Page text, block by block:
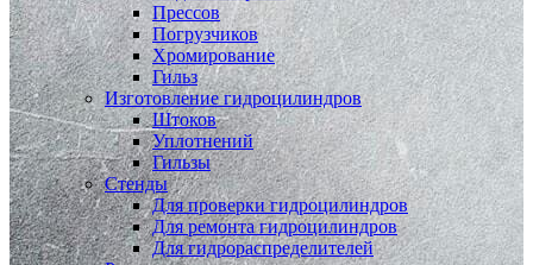
Прессов
Погрузчиков
Хромирование
Гильз
Изготовление гидроцилиндров
Штоков
Уплотнений
Гильзы
Стенды
Для проверки гидроцилиндров
Для ремонта гидроцилиндров
Для гидрораспределителей